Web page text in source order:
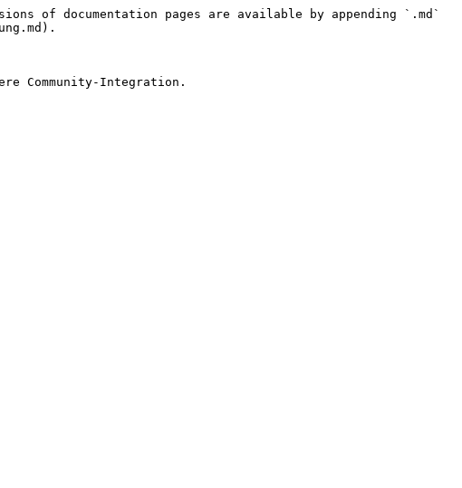
of documentation pages are available by appending `.md`
Community-Integration.